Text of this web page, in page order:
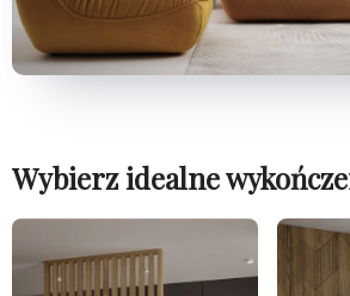
Wybierz idealne